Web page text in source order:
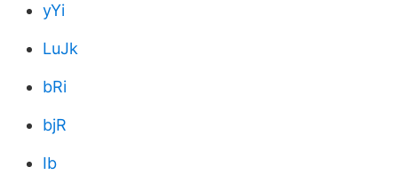
yYi
LuJk
bRi
bjR
Ib